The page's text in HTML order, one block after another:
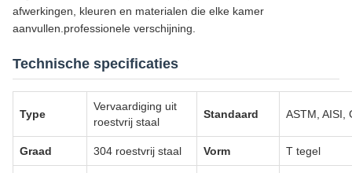
afwerkingen, kleuren en materialen die elke kamer
aanvullen.professionele verschijning.
Technische specificaties
Type
Vervaardiging uit
roestvrij staal
Standaard ASTM, AISI,
Graad 304 roestvrij staal Vorm T tegel